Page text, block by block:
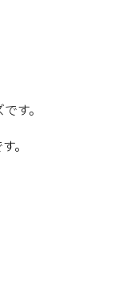
す。
。